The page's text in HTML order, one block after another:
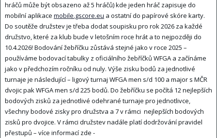
hráčů může být obsazeno až 5 hráčů) kde jeden hráč zapisuje do
mobilní aplikace mobile.gscore.eu a ostatní do papírové skóre karty.
Do soutěže družstev je třeba dodat soupisku pro rok 2026 za každé
družstvo, které za klub bude v letošním roce hrát a to nejpozději do
10.4.2026! Bodování žebříčku zůstává stejné jako v roce 2025 –
používáme bodovací tabulky z oficiálního žebříčků WFGA a začínáme
jako v předchozím ročníku od nuly. Výše zisku bodů za jednotlivé
turnaje je následující – ligový turnaj WFGA men s/d 100 a major s MČR
dvojic pak WFGA men s/d 225 bodů. Do žebříčku se počítá 12 nejlepších
bodových zisků za jednotlivé odehrané turnaje pro jednotlivce,
všechny bodové zisky pro družstva a 7 v rámci nejlepších bodových
zisků pro dvojice. V rámci družstev nadále platí dodržování pravidel
přestupů – více informací zde -